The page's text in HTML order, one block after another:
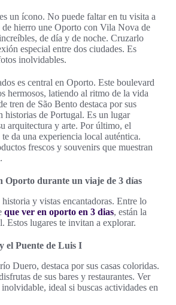
un ícono. No puede faltar en tu visita a
de hierro une Oporto con Vila Nova de
de día y de noche. Cruzarlo
especial entre dos ciudades. Es
inolvidables.
es central en Oporto. Este boulevard
hermosos, latiendo al ritmo de la vida
tren de São Bento destaca por sus
historias de Portugal. Es un lugar
arquitectura y arte. Por último, el
da una experiencia local auténtica.
frescos y souvenirs que muestran
Oporto durante un viaje de 3 días
y vistas encantadoras. Entre lo
que ver en oporto en 3 dias, están la
Estos lugares te invitan a explorar.
el Puente de Luis I
Duero, destaca por sus casas coloridas.
de sus bares y restaurantes. Ver
ideal si buscas actividades en